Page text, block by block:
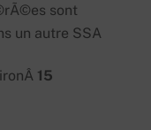
sont
un autre SSA
15